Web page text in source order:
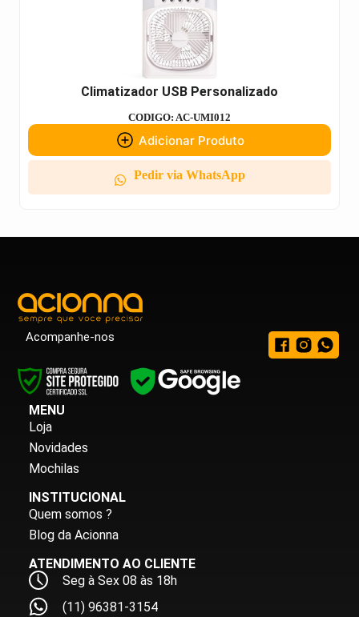
Climatizador USB Personalizado
CODIGO: AC-UMI012
Adicionar Produto
Pedir via WhatsApp
Acompanhe-nos
MENU
Loja
Novidades
Mochilas
INSTITUCIONAL
Quem somos ?
Blog da Acionna
ATENDIMENTO AO CLIENTE
Seg à Sex 08 às 18h
(11) 96381-3154